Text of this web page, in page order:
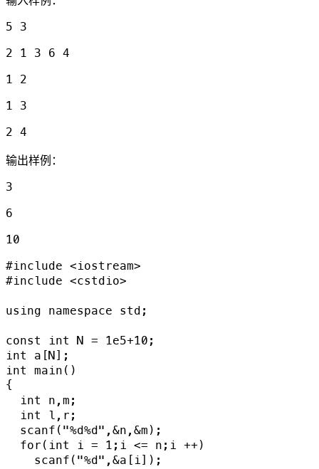
5 3
2 1 3 6 4
1 2
1 3
2 4
输出样例：
3
6
10
#include <iostream>
#include <cstdio>
using namespace std;
const int N = 1e5+10;
int a[N];
int main()
{
  int n,m;
  int l,r;
  scanf("%d%d",&n,&m);
  for(int i = 1;i <= n;i ++)
    scanf("%d",&a[i]);